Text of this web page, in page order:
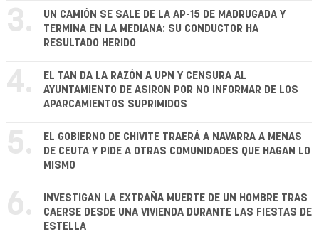
3.
UN CAMIÓN SE SALE DE LA AP-15 DE MADRUGADA Y
TERMINA EN LA MEDIANA: SU CONDUCTOR HA
RESULTADO HERIDO
4.
EL TAN DA LA RAZÓN A UPN Y CENSURA AL
AYUNTAMIENTO DE ASIRON POR NO INFORMAR DE LOS
APARCAMIENTOS SUPRIMIDOS
5.
EL GOBIERNO DE CHIVITE TRAERÁ A NAVARRA A MENAS
DE CEUTA Y PIDE A OTRAS COMUNIDADES QUE HAGAN LO
MISMO
6.
INVESTIGAN LA EXTRAÑA MUERTE DE UN HOMBRE TRAS
CAERSE DESDE UNA VIVIENDA DURANTE LAS FIESTAS DE
ESTELLA